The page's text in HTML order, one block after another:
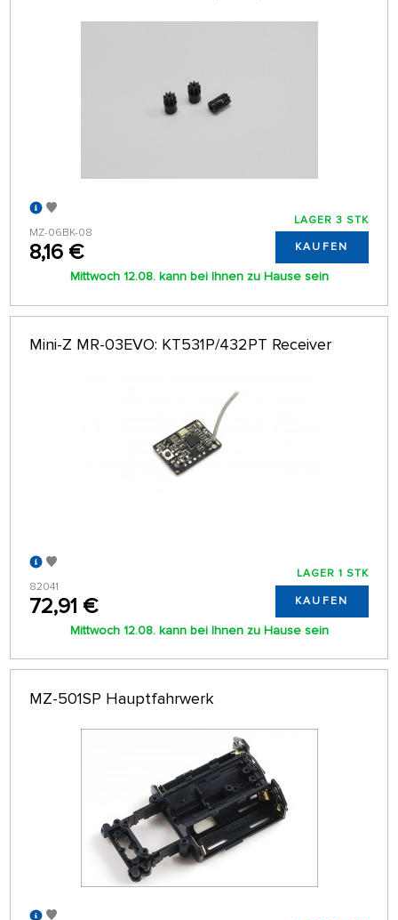
MZ-06BK-08
8,16 €
LAGER 3 STK
KAUFEN
Mittwoch 12.08. kann bei Ihnen zu Hause sein
Mini-Z MR-03EVO: KT531P/432PT Receiver
82041
72,91 €
LAGER 1 STK
KAUFEN
Mittwoch 12.08. kann bei Ihnen zu Hause sein
MZ-501SP Hauptfahrwerk